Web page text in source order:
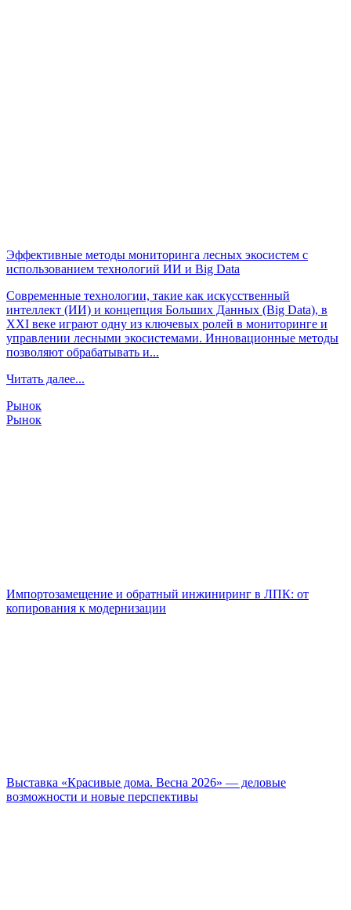
Эффективные методы мониторинга лесных экосистем с
использованием технологий ИИ и Big Data
Современные технологии, такие как искусственный
интеллект (ИИ) и концепция Больших Данных (Big Data), в
XXI веке играют одну из ключевых ролей в мониторинге и
управлении лесными экосистемами. Инновационные методы
позволяют обрабатывать и...
Читать далее...
Рынок
Рынок
Импортозамещение и обратный инжиниринг в ЛПК: от
копирования к модернизации
Выставка «Красивые дома. Весна 2026» — деловые
возможности и новые перспективы